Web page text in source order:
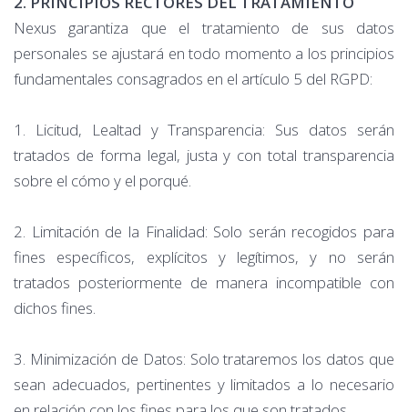
Nexus garantiza que el tratamiento de sus datos
personales se ajustará en todo momento a los principios
fundamentales consagrados en el artículo 5 del RGPD:
1. Licitud, Lealtad y Transparencia: Sus datos serán
tratados de forma legal, justa y con total transparencia
sobre el cómo y el porqué.
2. Limitación de la Finalidad: Solo serán recogidos para
fines específicos, explícitos y legítimos, y no serán
tratados posteriormente de manera incompatible con
dichos fines.
3. Minimización de Datos: Solo trataremos los datos que
sean adecuados, pertinentes y limitados a lo necesario